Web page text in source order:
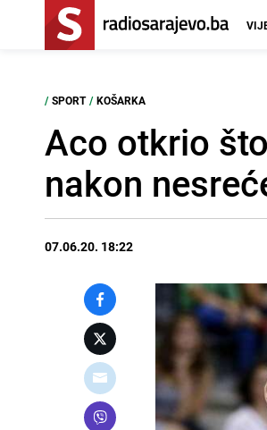
/ SPORT / KOŠARKA
Aco otkrio
nakon
07.06.20. 18:22